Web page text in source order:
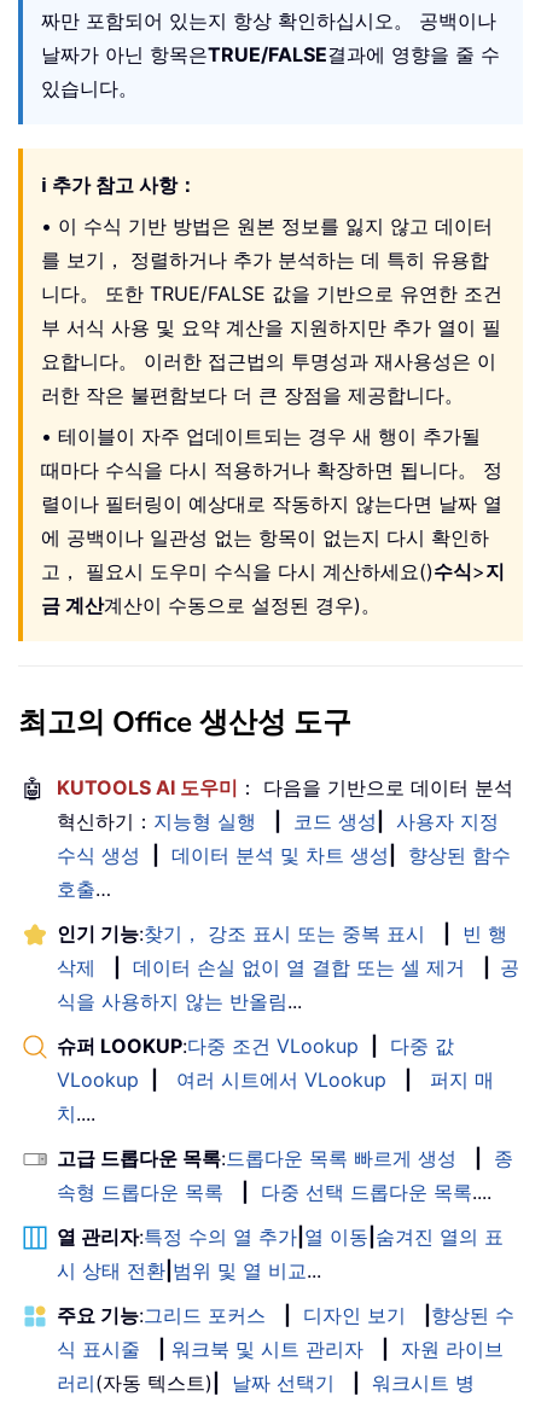
짜만 포함되어 있는지 항상 확인하십시오。 공백이나
날짜가 아닌 항목은TRUE/FALSE결과에 영향을 줄 수
있습니다。
ℹ️ 추가 참고 사항：
• 이 수식 기반 방법은 원본 정보를 잃지 않고 데이터
를 보기， 정렬하거나 추가 분석하는 데 특히 유용합
니다。 또한 TRUE/FALSE 값을 기반으로 유연한 조건
부 서식 사용 및 요약 계산을 지원하지만 추가 열이 필
요합니다。 이러한 접근법의 투명성과 재사용성은 이
러한 작은 불편함보다 더 큰 장점을 제공합니다。
• 테이블이 자주 업데이트되는 경우 새 행이 추가될
때마다 수식을 다시 적용하거나 확장하면 됩니다。 정
렬이나 필터링이 예상대로 작동하지 않는다면 날짜 열
에 공백이나 일관성 없는 항목이 없는지 다시 확인하
고， 필요시 도우미 수식을 다시 계산하세요()수식>지
금 계산계산이 수동으로 설정된 경우)。
최고의 Office 생산성 도구
🤖 KUTOOLS AI 도우미 ： 다음을 기반으로 데이터 분석
혁신하기： 지능형 실행 코드 생성
사용자 지정
수식 생성
데이터 분석 및 차트 생성
향상된 함수
호출…
인기 기능:찾기， 강조 표시 또는 중복 표시
빈 행
삭제
데이터 손실 없이 열 결합 또는 셀 제거
공
식을 사용하지 않는 반올림...
슈퍼 LOOKUP:다중 조건 VLookup
다중 값
VLookup
여러 시트에서 VLookup
퍼지 매
치....
고급 드롭다운 목록:드롭다운 목록 빠르게 생성
종
속형 드롭다운 목록
다중 선택 드롭다운 목록....
열 관리자:특정 수의 열 추가 열 이동 숨겨진 열의 표
시 상태 전환 범위 및 열 비교...
주요 기능:그리드 포커스 디자인 보기
향상된 수
식 표시줄
워크북 및 시트 관리자
자원 라이브
러리(자동 텍스트) 날짜 선택기
워크시트 병